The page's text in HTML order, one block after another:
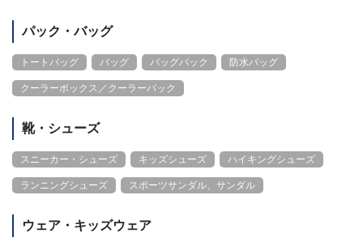
パック・バッグ
トートバッグ バッグ バッグパック 防水バッグ
クーラーボックス／クーラーバック
靴・シューズ
スニーカー・シューズ キッズシューズ ハイキングシューズ
ランニングシューズ スポーツサンダル、サンダル
ウェア・キッズウェア